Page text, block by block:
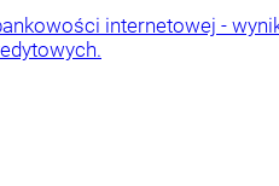
internetowej -